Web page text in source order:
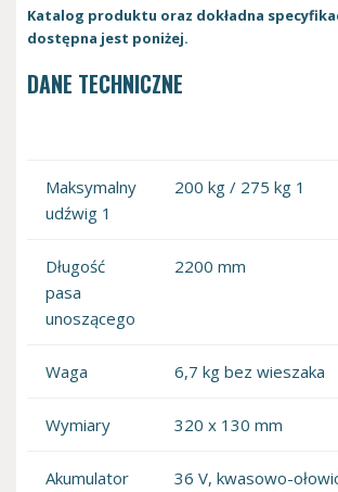
Katalog produktu oraz dokładna
dostępna jest poniżej.
DANE TECHNICZNE
Maksymalny
udźwig 1
200 kg / 275 kg 1
Długość
pasa
unoszącego
2200 mm
Waga 6,7 kg bez wieszaka
Wymiary 320 x 130 mm
Akumulator 36 V, kwasowo-